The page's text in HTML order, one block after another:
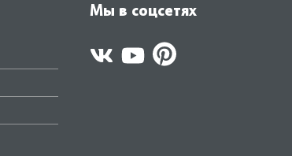
Мы в соцсетях